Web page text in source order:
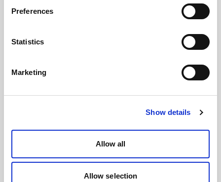
Preferences
Statistics
Marketing
Show details
Allow all
Allow selection